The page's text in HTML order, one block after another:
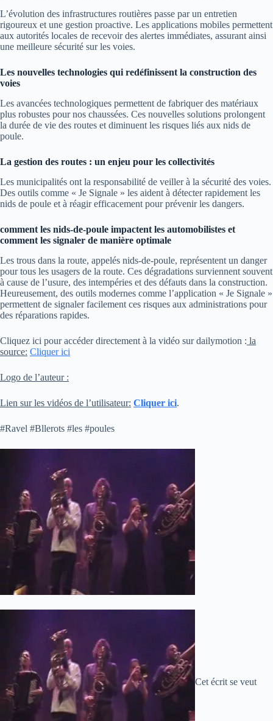
L’évolution des infrastructures routières passe par un entretien
rigoureux et une gestion proactive. Les applications mobiles permettent
aux autorités locales de recevoir des alertes immédiates, assurant ainsi
une meilleure sécurité sur les voies.
Les nouvelles technologies qui redéfinissent la construction des
voies
Les avancées technologiques permettent de fabriquer des matériaux
plus robustes pour nos chaussées. Ces nouvelles solutions prolongent
la durée de vie des routes et diminuent les risques liés aux nids de
poule.
La gestion des routes : un enjeu pour les collectivités
Les municipalités ont la responsabilité de veiller à la sécurité des voies.
Des outils comme « Je Signale » les aident à détecter rapidement les
nids de poule et à réagir efficacement pour prévenir les dangers.
comment les nids-de-poule impactent les automobilistes et
comment les signaler de manière optimale
Les trous dans la route, appelés nids-de-poule, représentent un danger
pour tous les usagers de la route. Ces dégradations surviennent souvent
à cause de l’usure, des intempéries et des défauts dans la construction.
Heureusement, des outils modernes comme l’application « Je Signale »
permettent de signaler facilement ces risques aux administrations pour
des réparations rapides.
Cliquez ici pour accéder directement à la vidéo sur dailymotion : la
source: Cliquer ici
Logo de l’auteur :
Lien sur les vidéos de l’utilisateur: Cliquer ici.
#Ravel #Bllerots #les #poules
Cet écrit se veut